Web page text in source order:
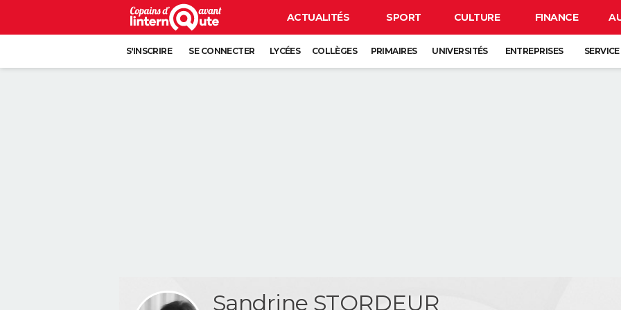
ACTUALITÉS SPORT CULTURE FINANCE
S'INSCRIRE SE CONNECTER LYCÉES COLLÈGES PRIMAIRES UNIVERSITÉS ENTREPRISES
Sandrine STORDEUR